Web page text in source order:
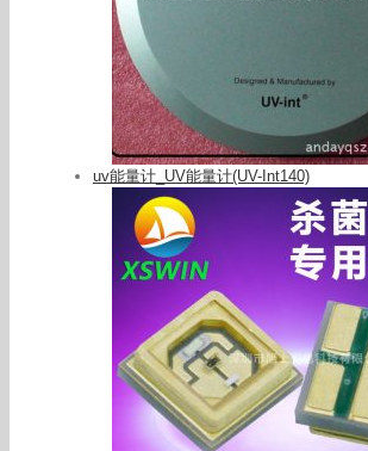
uv能量计_UV能量计(UV-Int140)